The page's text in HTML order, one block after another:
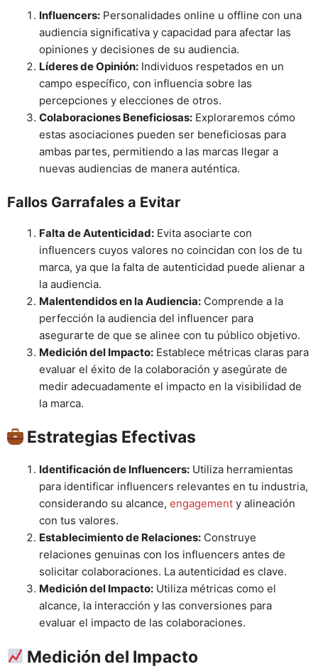
Influencers: Personalidades online u offline con una
audiencia significativa y capacidad para afectar las
opiniones y decisiones de su audiencia.
Líderes de Opinión: Individuos respetados en un
campo específico, con influencia sobre las
percepciones y elecciones de otros.
Colaboraciones Beneficiosas: Exploraremos cómo
estas asociaciones pueden ser beneficiosas para
ambas partes, permitiendo a las marcas llegar a
nuevas audiencias de manera auténtica.
Fallos Garrafales a Evitar
Falta de Autenticidad: Evita asociarte con
influencers cuyos valores no coincidan con los de tu
marca, ya que la falta de autenticidad puede alienar a
la audiencia.
Malentendidos en la Audiencia: Comprende a la
perfección la audiencia del influencer para
asegurarte de que se alinee con tu público objetivo.
Medición del Impacto: Establece métricas claras para
evaluar el éxito de la colaboración y asegúrate de
medir adecuadamente el impacto en la visibilidad de
la marca.
Estrategias Efectivas
Identificación de Influencers: Utiliza herramientas
para identificar influencers relevantes en tu industria,
considerando su alcance, engagement y alineación
con tus valores.
Establecimiento de Relaciones: Construye
relaciones genuinas con los influencers antes de
solicitar colaboraciones. La autenticidad es clave.
Medición del Impacto: Utiliza métricas como el
alcance, la interacción y las conversiones para
evaluar el impacto de las colaboraciones.
Medición del Impacto